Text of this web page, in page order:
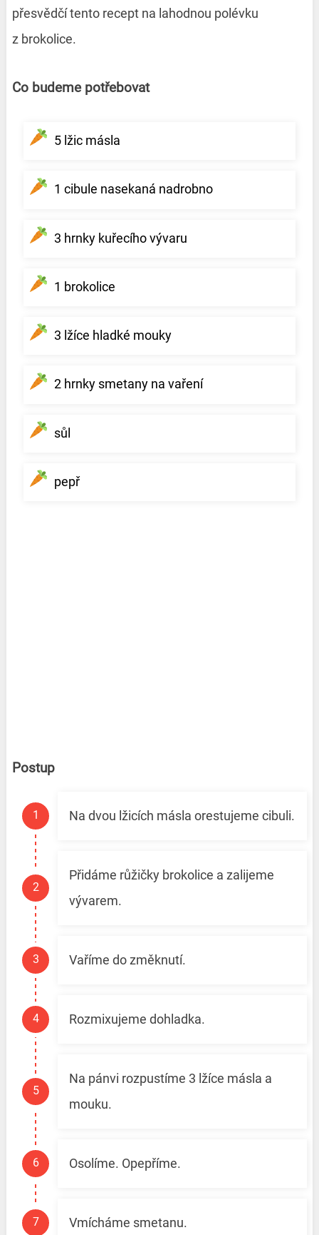
přesvědčí tento recept na lahodnou polévku
z brokolice.
Co budeme potřebovat
5 lžic másla
1 cibule nasekaná nadrobno
3 hrnky kuřecího vývaru
1 brokolice
3 lžíce hladké mouky
2 hrnky smetany na vaření
sůl
pepř
Postup
Na dvou lžicích másla orestujeme cibuli.
Přidáme růžičky brokolice a zalijeme
vývarem.
Vaříme do změknutí.
Rozmixujeme dohladka.
Na pánvi rozpustíme 3 lžíce másla a
mouku.
Osolíme. Opepříme.
Vmícháme smetanu.